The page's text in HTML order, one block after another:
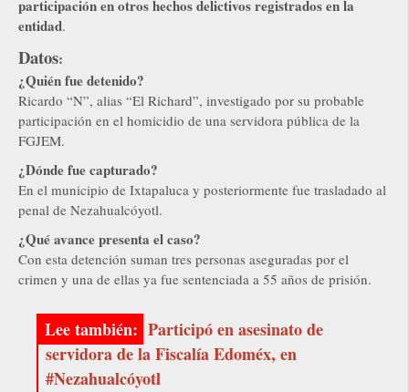
participación en otros hechos delictivos registrados en la
entidad.
Datos:
¿Quién fue detenido?
Ricardo “N”, alias “El Richard”, investigado por su probable
participación en el homicidio de una servidora pública de la
FGJEM.
¿Dónde fue capturado?
En el municipio de Ixtapaluca y posteriormente fue trasladado al
penal de Nezahualcóyotl.
¿Qué avance presenta el caso?
Con esta detención suman tres personas aseguradas por el
crimen y una de ellas ya fue sentenciada a 55 años de prisión.
Participó en asesinato de
servidora de la Fiscalía Edoméx, en
#Nezahualcóyotl